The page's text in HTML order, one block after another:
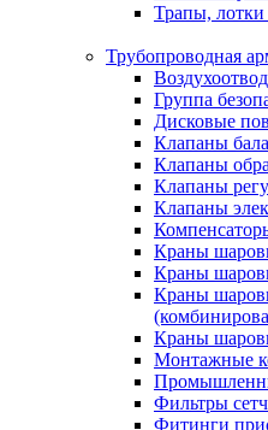
Трапы,
Трубопроводная
Группа
Дисковые
Клапаны
Клапаны
Клапаны
Клапаны
Краны
Краны
Краны
Краны
Монтажные
Фильтры
Фитинги